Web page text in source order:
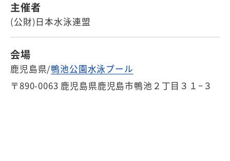
主催者
(公財)日本水泳連盟
会場
鹿児島県/鴨池公園水泳プール
〒890-0063 鹿児島県鹿児島市鴨池２丁目３１−３